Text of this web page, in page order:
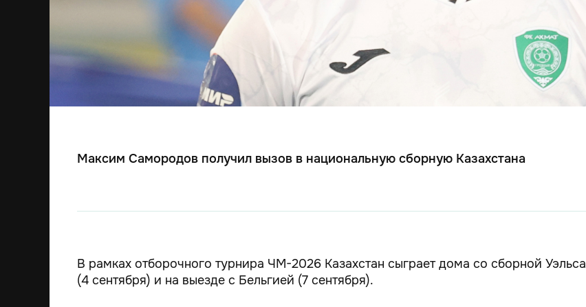
Максим Самородов получил вызов в национальную сборную Казахстана
В рамках отборочного турнира ЧМ-2026 Казахстан сыграет дома со сборной Уэльса
(4 сентября) и на выезде с Бельгией (7 сентября).